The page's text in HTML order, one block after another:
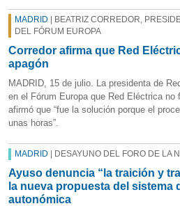
MADRID | BEATRIZ CORREDOR,
DEL FÓRUM EUROPA
Corredor afirma que Red
apagón
MADRID, 15 de julio. La presidenta de
en el Fórum Europa que Red Eléctrica no
afirmó que “fue la solución porque el
unas horas”.
MADRID | DESAYUNO DEL FORO DE LA
Ayuso denuncia “la traición y
la nueva propuesta del sistema
autonómica